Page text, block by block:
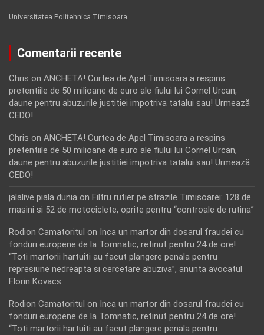
Universitatea Politehnica Timisoara
Comentarii recente
Chris on ANCHETA! Curtea de Apel Timisoara a respins
pretentiile de 50 milioane de euro ale fiului lui Cornel Urcan,
daune pentru abuzurile justitiei impotriva tatalui sau! Urmează
CEDO!
Chris on ANCHETA! Curtea de Apel Timisoara a respins
pretentiile de 50 milioane de euro ale fiului lui Cornel Urcan,
daune pentru abuzurile justitiei impotriva tatalui sau! Urmează
CEDO!
jalalive piala dunia on Filtru rutier pe strazile Timisoarei: 128 de
masini si 52 de motociclete, oprite pentru “controale de rutina”
Rodion Camatoritul on Inca un martor din dosarul fraudei cu
fonduri europene de la Tomnatic, retinut pentru 24 de ore!
“Toti martorii hartuiti au facut plangere penala pentru
represiune nedreapta si cercetare abuziva”, anunta avocatul
Florin Kovacs
Rodion Camatoritul on Inca un martor din dosarul fraudei cu
fonduri europene de la Tomnatic, retinut pentru 24 de ore!
“Toti martorii hartuiti au facut plangere penala pentru